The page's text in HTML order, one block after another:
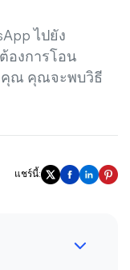
ไปยัง
องการโอน
คุณ คุณจะพบวิธี
แชร์นี้: